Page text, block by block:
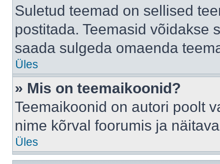
Suletud teemad on sellised
postitada. Teemasid võidakse
saada sulgeda omaenda
Üles
» Mis on teemaikoonid?
Teemaikoonid on autori poolt
nime kõrval foorumis ja
Üles